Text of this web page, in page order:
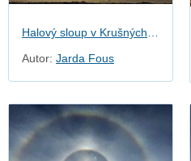
Autor: Jarda Fous